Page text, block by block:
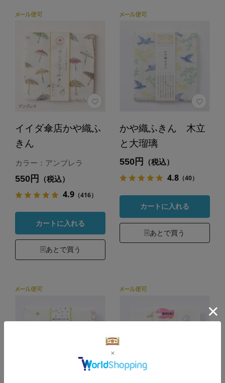
イイダ傘店かや織ふ
きん
カラー：アンブレラ
550円 （税込）
4.9（416）
カートに入れる
あとで買う
かや織ふきん 木立
と大瑠璃
550円 （税込）
4.8（40）
カートに入れる
あとで買う